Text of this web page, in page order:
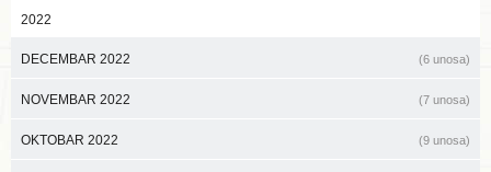
2022
DECEMBAR 2022 (6 unosa)
NOVEMBAR 2022 (7 unosa)
OKTOBAR 2022 (9 unosa)